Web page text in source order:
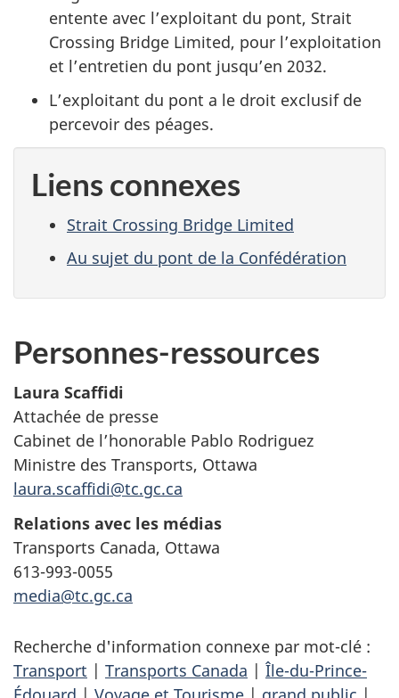
entente avec l’exploitant du pont, Strait
Crossing Bridge Limited, pour l’exploitation
et l’entretien du pont jusqu’en 2032.
L’exploitant du pont a le droit exclusif de
percevoir des péages.
Liens connexes
Strait Crossing Bridge Limited
Au sujet du pont de la Confédération
Personnes-ressources
Laura Scaffidi
Attachée de presse
Cabinet de l’honorable Pablo Rodriguez
Ministre des Transports, Ottawa
laura.scaffidi@tc.gc.ca
Relations avec les médias
Transports Canada, Ottawa
613-993-0055
media@tc.gc.ca
Recherche d'information connexe par mot-clé :
Transport | Transports Canada | Île-du-Prince-